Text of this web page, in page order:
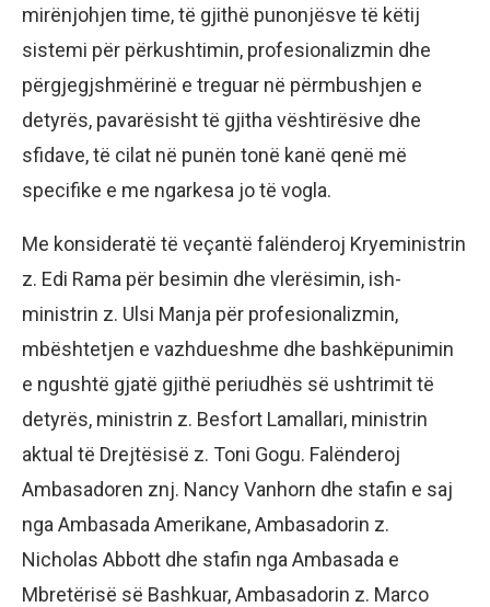
mirënjohjen time, të gjithë punonjësve të këtij
sistemi për përkushtimin, profesionalizmin dhe
përgjegjshmërinë e treguar në përmbushjen e
detyrës, pavarësisht të gjitha vështirësive dhe
sfidave, të cilat në punën tonë kanë qenë më
specifike e me ngarkesa jo të vogla.
Me konsideratë të veçantë falënderoj Kryeministrin
z. Edi Rama për besimin dhe vlerësimin, ish-
ministrin z. Ulsi Manja për profesionalizmin,
mbështetjen e vazhdueshme dhe bashkëpunimin
e ngushtë gjatë gjithë periudhës së ushtrimit të
detyrës, ministrin z. Besfort Lamallari, ministrin
aktual të Drejtësisë z. Toni Gogu. Falënderoj
Ambasadoren znj. Nancy Vanhorn dhe stafin e saj
nga Ambasada Amerikane, Ambasadorin z.
Nicholas Abbott dhe stafin nga Ambasada e
Mbretërisë së Bashkuar, Ambasadorin z. Marco